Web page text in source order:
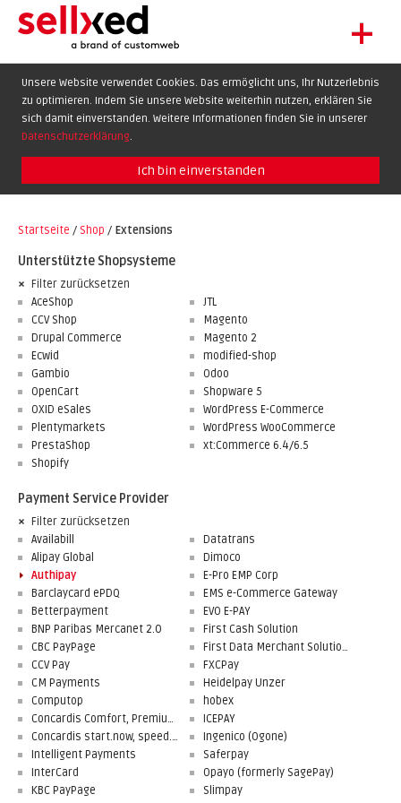
+
DE EN
EXTENSIONS
SHOWCASE
SUPPORT
ABOUT
Unsere Website verwendet Cookies. Das ermöglicht uns, Ihr Nutzerlebnis
zu optimieren. Indem Sie unsere Website weiterhin nutzen, erklären Sie
sich damit einverstanden. Weitere Informationen finden Sie in unserer
Datenschutzerklärung.
Ich bin einverstanden
Startseite / Shop / Extensions
Unterstützte Shopsysteme
Filter zurücksetzen
AceShop
CCV Shop
Drupal Commerce
Ecwid
Gambio
JTL
Magento
Magento 2
modified-shop
Odoo
OpenCart
OXID eSales
Plentymarkets
PrestaShop
Shopify
Shopware 5
WordPress E-Commerce
WordPress WooCommerce
xt:Commerce 6.4/6.5
Payment Service Provider
Filter zurücksetzen
Availabill
Alipay Global
Authipay
Barclaycard ePDQ
Betterpayment
BNP Paribas Mercanet 2.0
CBC PayPage
CCV Pay
CM Payments
Computop
Concardis Comfort, Premium, Professional
Concardis start.now, speed.up, flex.pro
Datatrans
Dimoco
E-Pro EMP Corp
EMS e-Commerce Gateway
EVO E-PAY
First Cash Solution
First Data Merchant Solutions
FXCPay
Heidelpay Unzer
hobex
ICEPAY
Ingenico (Ogone)
Intelligent Payments
InterCard
KBC PayPage
Saferpay
Opayo (formerly SagePay)
Slimpay